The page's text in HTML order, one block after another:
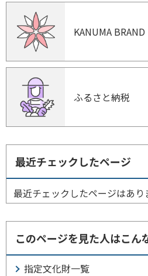
KANUMA BRAND
ふるさと納税
最近チェックしたページ
最近チェックしたページはあり
このページを見た人はこん
指定文化財一覧